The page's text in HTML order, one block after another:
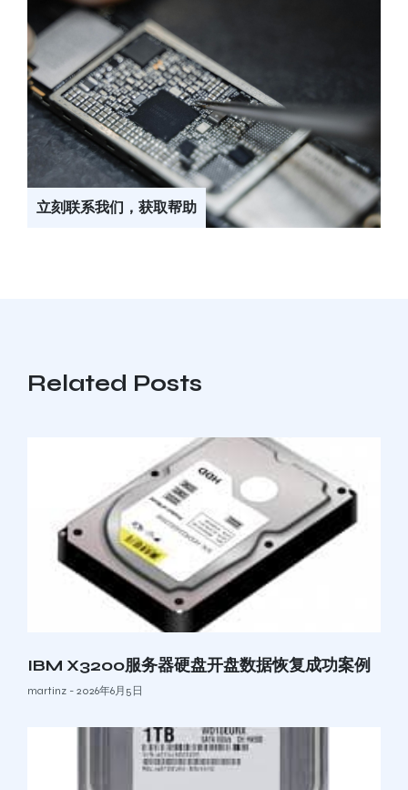
立刻联系我们，获取帮助
Related Posts
IBM X3200服务器硬盘开盘数据恢复成功案例
martinz 2026年6月5日